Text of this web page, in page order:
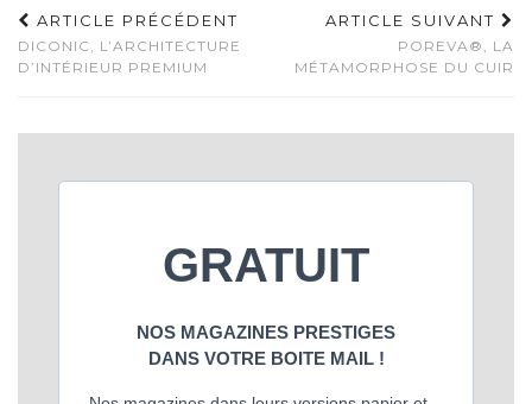
ARTICLE PRÉCÉDENT
DICONIC, L’ARCHITECTURE
D’INTÉRIEUR PREMIUM
ARTICLE SUIVANT
POREVA®, LA
MÉTAMORPHOSE DU CUIR